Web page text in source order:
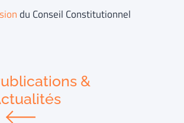
du Conseil Constitutionnel
&